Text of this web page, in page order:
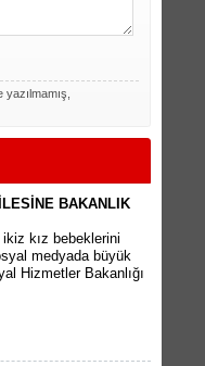
BAKANLIK
kız bebeklerini
medyada büyük
Hizmetler Bakanlığı